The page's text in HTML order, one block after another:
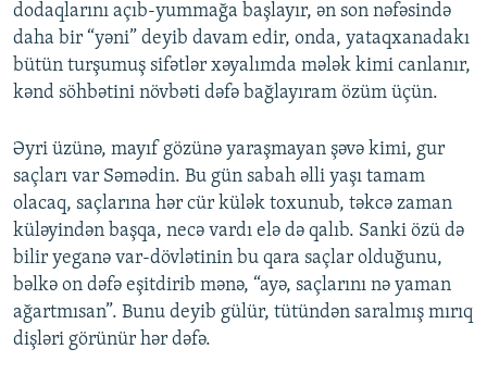
dodaqlarını açıb-yummağa başlayır, ən son nəfəsində
daha bir “yəni” deyib davam edir, onda, yataqxanadakı
bütün turşumuş sifətlər xəyalımda mələk kimi canlanır,
kənd söhbətini növbəti dəfə bağlayıram özüm üçün.
Əyri üzünə, mayıf gözünə yaraşmayan şəvə kimi, gur
saçları var Səmədin. Bu gün sabah əlli yaşı tamam
olacaq, saçlarına hər cür külək toxunub, təkcə zaman
küləyindən başqa, necə vardı elə də qalıb. Sanki özü də
bilir yeganə var-dövlətinin bu qara saçlar olduğunu,
bəlkə on dəfə eşitdirib mənə, “ayə, saçlarını nə yaman
ağartmısan”. Bunu deyib gülür, tütündən saralmış mırıq
dişləri görünür hər dəfə.